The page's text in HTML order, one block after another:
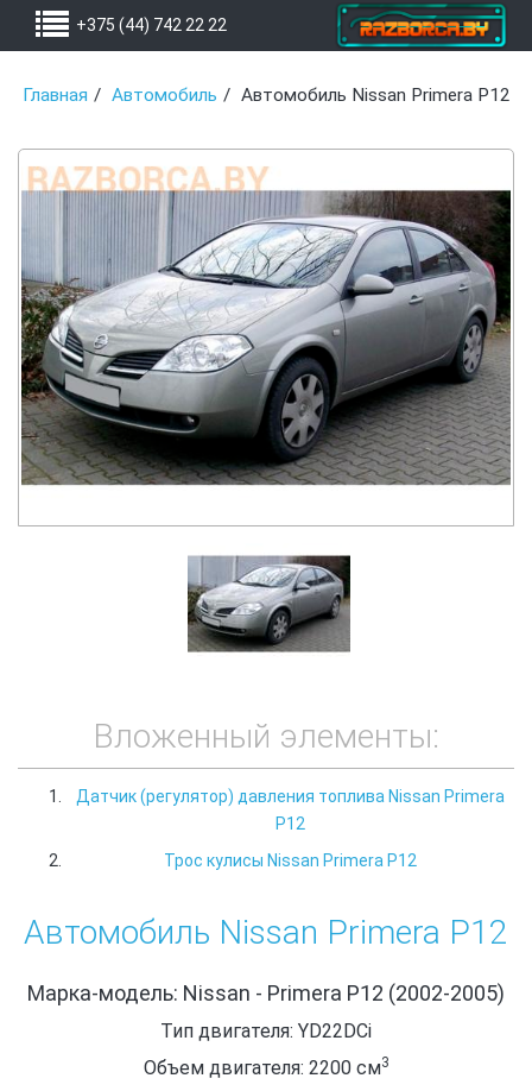
+375 (44) 742 22 22
Главная Автомобиль Автомобиль Nissan Primera P12
Вложенный элементы:
Датчик (регулятор) давления топлива Nissan Primera
P12
Трос кулисы Nissan Primera P12
Автомобиль Nissan Primera P12
Марка-модель: Nissan - Primera P12 (2002-2005)
Тип двигателя: YD22DCi
Объем двигателя: 2200 см3